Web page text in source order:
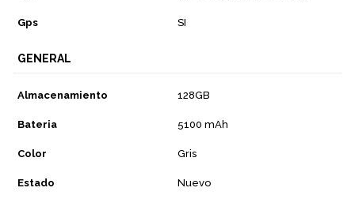
Gps SI
GENERAL
Almacenamiento 128GB
Bateria 5100 mAh
Color Gris
Estado Nuevo